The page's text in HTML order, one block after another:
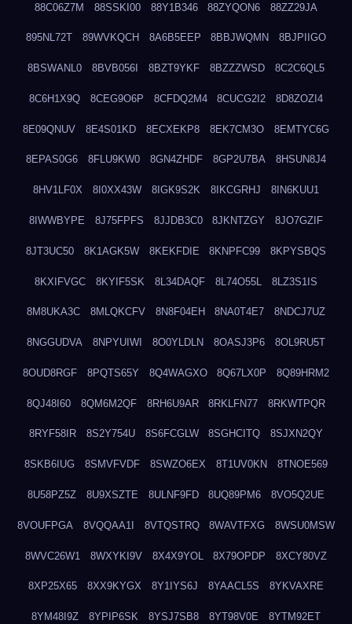
88C06Z7M 88SSKI00 88Y1B346 88ZYQON6 88ZZ29JA
895NL72T 89WVKQCH 8A6B5EEP 8BBJWQMN 8BJPIIGO
8BSWANL0 8BVB056I 8BZT9YKF 8BZZZWSD 8C2C6QL5
8C6H1X9Q 8CEG9O6P 8CFDQ2M4 8CUCG2I2 8D8ZOZI4
8E09QNUV 8E4S01KD 8ECXEKP8 8EK7CM3O 8EMTYC6G
8EPAS0G6 8FLU9KW0 8GN4ZHDF 8GP2U7BA 8HSUN8J4
8HV1LF0X 8I0XX43W 8IGK9S2K 8IKCGRHJ 8IN6KUU1
8IWWBYPE 8J75FPFS 8JJDB3C0 8JKNTZGY 8JO7GZIF
8JT3UC50 8K1AGK5W 8KEKFDIE 8KNPFC99 8KPYSBQS
8KXIFVGC 8KYIF5SK 8L34DAQF 8L74O55L 8LZ3S1IS
8M8UKA3C 8MLQKCFV 8N8F04EH 8NA0T4E7 8NDCJ7UZ
8NGGUDVA 8NPYUIWI 8O0YLDLN 8OASJ3P6 8OL9RU5T
8OUD8RGF 8PQTS65Y 8Q4WAGXO 8Q67LX0P 8Q89HRM2
8QJ48I60 8QM6M2QF 8RH6U9AR 8RKLFN77 8RKWTPQR
8RYF58IR 8S2Y754U 8S6FCGLW 8SGHCITQ 8SJXN2QY
8SKB6IUG 8SMVFVDF 8SWZO6EX 8T1UV0KN 8TNOE569
8U58PZ5Z 8U9XSZTE 8ULNF9FD 8UQ89PM6 8VO5Q2UE
8VOUFPGA 8VQQAA1I 8VTQSTRQ 8WAVTFXG 8WSU0MSW
8WVC26W1 8WXYKI9V 8X4X9YOL 8X79OPDP 8XCY80VZ
8XP25X65 8XX9KYGX 8Y1IYS6J 8YAACL5S 8YKVAXRE
8YM48I9Z 8YPIP6SK 8YSJ7SB8 8YT98V0E 8YTM92ET